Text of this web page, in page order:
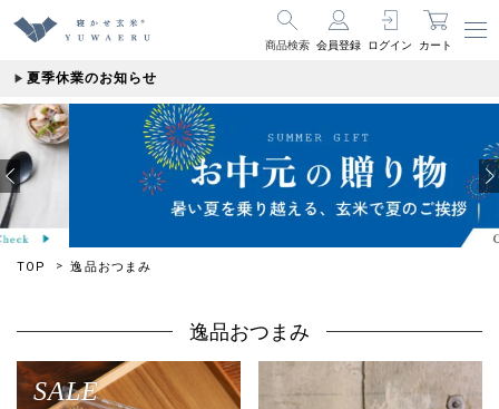
商品検索 会員登録 ログイン カート
夏季休業のお知らせ
TOP 逸品おつまみ
逸品おつまみ
SALE